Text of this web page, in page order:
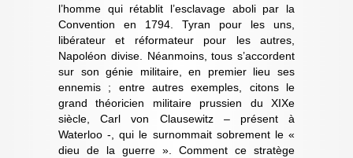
l’homme qui rétablit l’esclavage aboli par la
Convention en 1794. Tyran pour les uns,
libérateur et réformateur pour les autres,
Napoléon divise. Néanmoins, tous s’accordent
sur son génie militaire, en premier lieu ses
ennemis ; entre autres exemples, citons le
grand théoricien militaire prussien du XIXe
siècle, Carl von Clausewitz – présent à
Waterloo -, qui le surnommait sobrement le «
dieu de la guerre ». Comment ce stratège